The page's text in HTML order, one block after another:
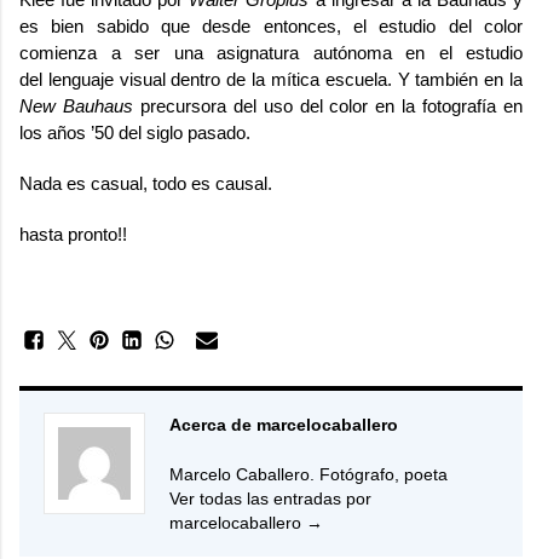
es bien sabido que desde entonces, el estudio del color
comienza a ser una asignatura autónoma en el estudio
del lenguaje visual dentro de la mítica escuela. Y también en la
New Bauhaus precursora del uso del color en la fotografía en
los años ’50 del siglo pasado.
Nada es casual, todo es causal.
hasta pronto!!
Acerca de marcelocaballero
Marcelo Caballero. Fotógrafo, poeta
Ver todas las entradas por
marcelocaballero →